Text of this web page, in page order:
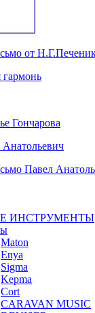
ИНСТРУМЕНТЫ
Maton
Enya
Sigma
Kepma
Cort
CARAVAN MUSIC